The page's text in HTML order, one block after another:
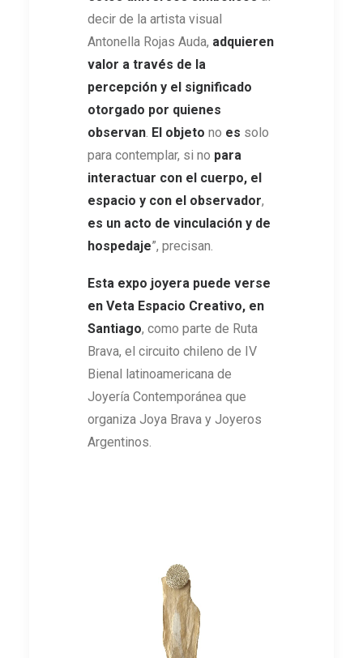
decir de la artista visual
Antonella Rojas Auda, adquieren
valor a través de la
percepción y el significado
otorgado por quienes
observan. El objeto no es solo
para contemplar, si no para
interactuar con el cuerpo, el
espacio y con el observador,
es un acto de vinculación y de
hospedaje”, precisan.
Esta expo joyera puede verse
en Veta Espacio Creativo, en
Santiago, como parte de Ruta
Brava, el circuito chileno de IV
Bienal latinoamericana de
Joyería Contemporánea que
organiza Joya Brava y Joyeros
Argentinos.